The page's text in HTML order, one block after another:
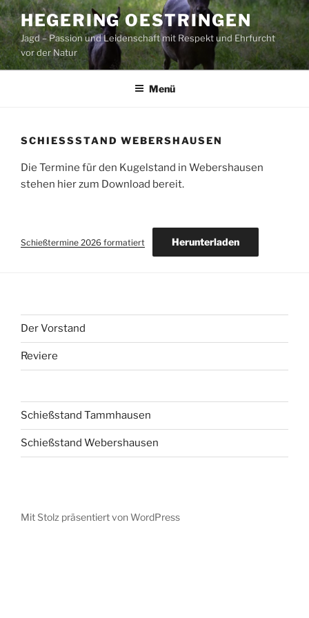
Zum
Inhalt
springen
HEGERING OESTRINGEN
Jagd – Passion und Leidenschaft mit Respekt und Ehrfurcht
vor der Natur
Menü
SCHIESSSTAND WEBERSHAUSEN
Die Termine für den Kugelstand in Webershausen
stehen hier zum Download bereit.
Schießtermine 2026 formatiert Herunterladen
Der Vorstand
Reviere
Schießstand Tammhausen
Schießstand Webershausen
Mit Stolz präsentiert von WordPress